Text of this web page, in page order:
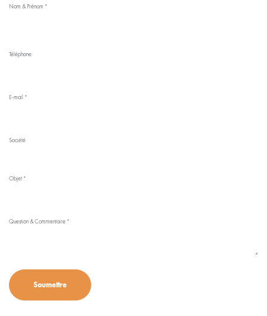
Nom & Prénom *
Téléphone
E-mail *
Société
Objet *
Question & Commentaire *
Soumettre​